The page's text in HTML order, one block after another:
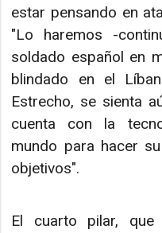
estar pensando en
"Lo haremos -
soldado español en
blindado en el
Estrecho, se sienta
cuenta con la
mundo para hacer
objetivos".
El cuarto pilar,